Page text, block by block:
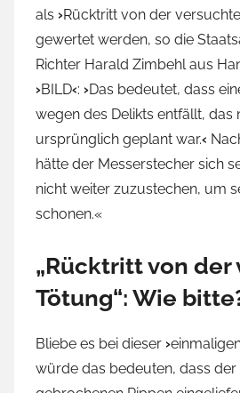
als ›Rücktritt von der
gewertet werden, so die
Richter Harald Zimbehl aus
›BILD‹: ›Das bedeutet, dass
wegen des Delikts entfällt, das
ursprünglich geplant war.‹
hätte der Messerstecher sich
nicht weiter zuzustechen, um
schonen.«
„Rücktritt von der
Tötung“: Wie
Bliebe es bei dieser ›
würde das bedeuten, dass